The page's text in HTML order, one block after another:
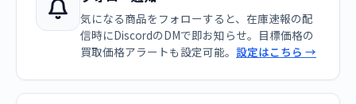
気になる商品をフォローすると、在庫速報の配
信時にDiscordのDMで即お知らせ。目標価格の
買取価格アラートも設定可能。 設定はこちら →